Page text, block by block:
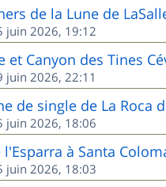
de la Lune de
juin 2026, 19:12
et Canyon des Tines
juin 2026, 22:11
de single de La Roca
juin 2026, 18:06
l'Esparra à Santa
juin 2026, 18:03